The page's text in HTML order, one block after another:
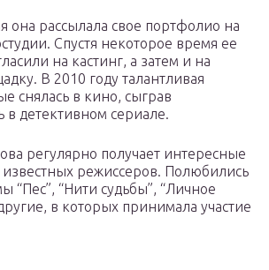
она рассылала свое портфолио на
Спустя некоторое время ее
на кастинг, а затем и на
В 2010 году талантливая
снялась в кино, сыграв
детективном сериале.
регулярно получает интересные
режиссеров. Полюбились
“Пес”, “Нити судьбы”, “Личное
в которых принимала участие